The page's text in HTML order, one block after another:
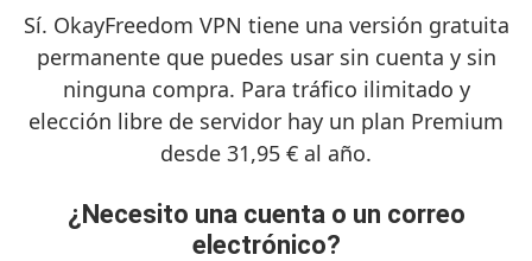
Sí. OkayFreedom VPN tiene una versión gratuita
permanente que puedes usar sin cuenta y sin
ninguna compra. Para tráfico ilimitado y
elección libre de servidor hay un plan Premium
desde 31,95 € al año.
¿Necesito una cuenta o un correo
electrónico?